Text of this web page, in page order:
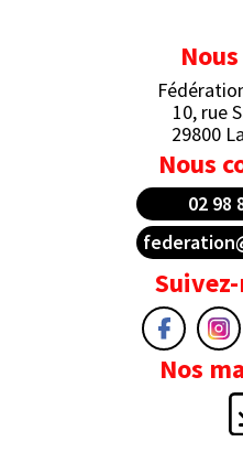
10, rue
29800
Nous
02 98
Nos